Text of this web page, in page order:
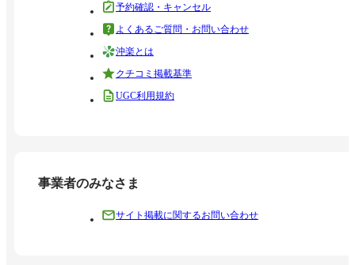
予約確認・キャンセル
よくあるご質問・お問い合わせ
沖楽とは
クチコミ掲載基準
UGC利用規約
事業者のみなさま
サイト掲載に関するお問い合わせ